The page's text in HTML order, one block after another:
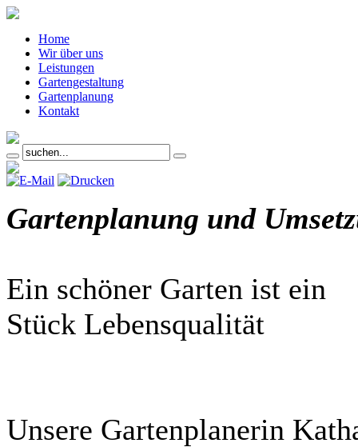
Home
Wir über uns
Leistungen
Gartengestaltung
Gartenplanung
Kontakt
Gartenplanung und
Ein schöner Garten ist ein
Stück Lebensqualität
Unsere Gartenplanerin